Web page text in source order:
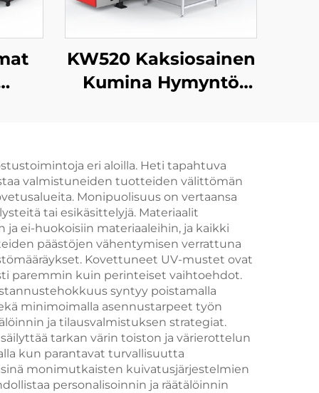
KW520 Kaksiosainen
Kumina Hymyntö
Sigelluspohja
Valmistuslaite
eri aloilla. Heti tapahtuva
valmistuneiden tuotteiden välittömän
Monipuolisuus on vertaansa
tai esikäsittelyjä. Materiaalit
ei-huokoisiin materiaaleihin, ja kaikki
päästöjen vähentymisen verrattuna
Kovettuneet UV-mustet ovat
paremmin kuin perinteiset vaihtoehdot.
syntyy poistamalla
minimoimalla asennustarpeet työn
ja tilausvalmistuksen strategiat.
tarkan värin toiston ja värierottelun
kun parantavat turvallisuutta
monimutkaisten kuivatusjärjestelmien
personalisoinnin ja räätälöinnin